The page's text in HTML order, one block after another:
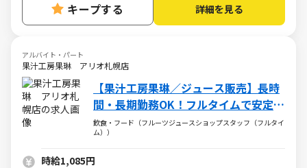
キープする 詳細を見る
アルバイト・パート
果汁工房果琳 アリオ札幌店
【果汁工房果琳／ジュース販売】長時
間・長期勤務OK！フルタイムで安定し
た収入◎
飲食・フード（フルーツジュースショップスタッフ（フルタイ
ム））
時給1,085円